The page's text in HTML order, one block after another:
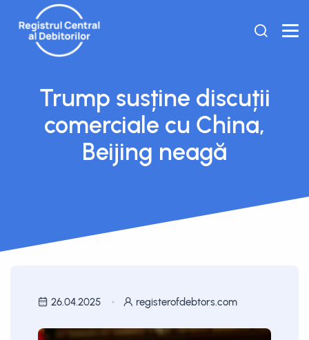
Trump susține discuții
comerciale cu China,
Beijing neagă
26.04.2025 registerofdebtors.com